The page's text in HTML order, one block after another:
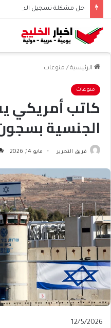
الرئيسية / منوعات
منوعات
كاتب أمريكي
الجنسية
فريق التحرير مايو 14, 2026
Published
12/5/2026